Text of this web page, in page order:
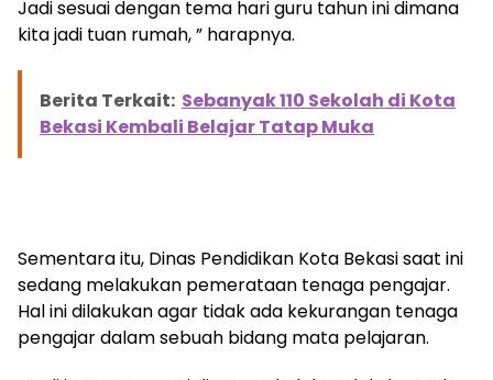
Jadi sesuai dengan tema hari guru tahun ini dimana
kita jadi tuan rumah, ” harapnya.
Berita Terkait: Sebanyak 110 Sekolah di Kota
Bekasi Kembali Belajar Tatap Muka
Sementara itu, Dinas Pendidikan Kota Bekasi saat ini
sedang melakukan pemerataan tenaga pengajar.
Hal ini dilakukan agar tidak ada kekurangan tenaga
pengajar dalam sebuah bidang mata pelajaran.